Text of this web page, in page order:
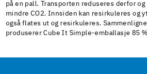
på en pall. Transporten reduseres derfor
mindre CO2. Innsiden kan resirkuleres og
også flates ut og resirkuleres.
produserer Cube It Simple-emballasje 85